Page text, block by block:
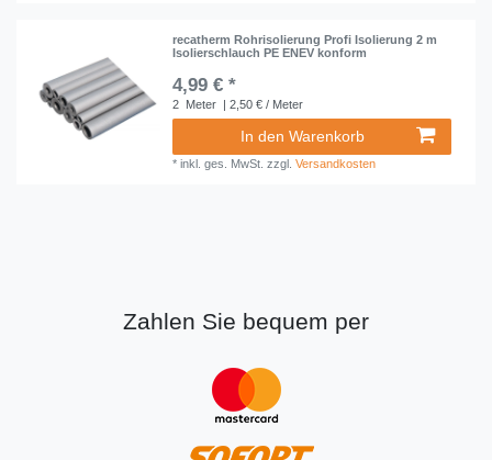
recatherm Rohrisolierung Profi Isolierung 2 m
Isolierschlauch PE ENEV konform
4,99 € *
2 Meter | 2,50 € / Meter
In den Warenkorb
*inkl. ges. MwSt. zzgl.Versandkosten
Zahlen Sie bequem per